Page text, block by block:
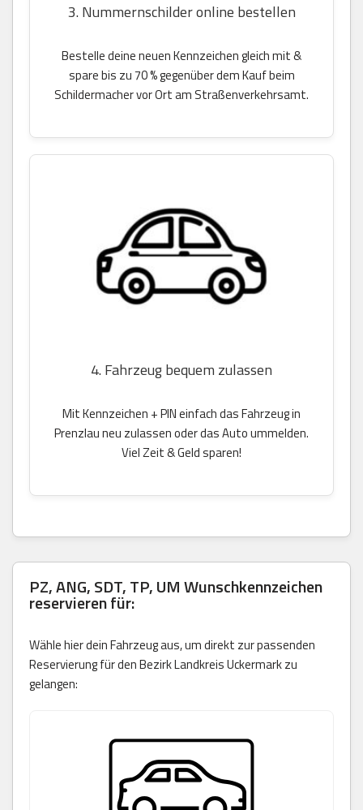
3. Nummernschilder online bestellen
Bestelle deine neuen Kennzeichen gleich mit &
spare bis zu 70 % gegenüber dem Kauf beim
Schildermacher vor Ort am Straßenverkehrsamt.
4. Fahrzeug bequem zulassen
Mit Kennzeichen + PIN einfach das Fahrzeug in
Prenzlau neu zulassen oder das Auto ummelden.
Viel Zeit & Geld sparen!
PZ, ANG, SDT, TP, UM Wunschkennzeichen
reservieren für:
Wähle hier dein Fahrzeug aus, um direkt zur passenden
Reservierung für den Bezirk Landkreis Uckermark zu
gelangen: